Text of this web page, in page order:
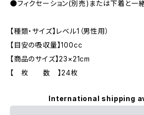
●フィクセーション(別売)または下着と一緒
【種類・サイズ】レベル1（男性用）
【目安の吸収量】100cc
【商品のサイズ】23×21cm
【 枚 数 】24枚
International shipping